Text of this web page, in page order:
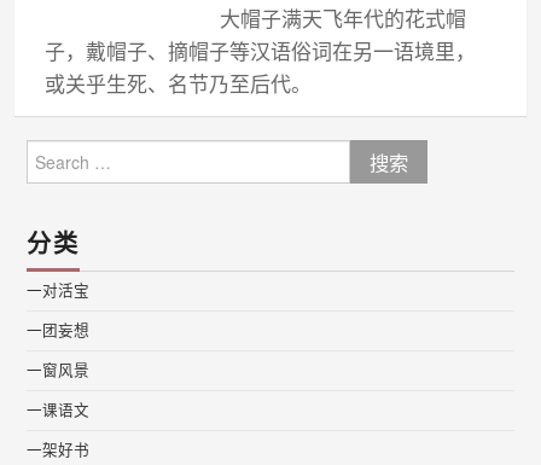
大帽子满天飞年代的花式帽
子，戴帽子、摘帽子等汉语俗词在另一语境里，
或关乎生死、名节乃至后代。
for:
分类
一对活宝
一团妄想
一窗风景
一课语文
一架好书